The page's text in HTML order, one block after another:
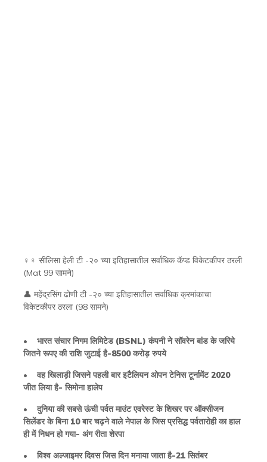
♀‍♀ सीलिसा हेली टी -२० च्या इतिहासातील सर्वाधिक कॅप्ड विकेटकीपर ठरली
(Mat 99 सामने)
👤 महेंद्रसिंग ढोणी टी -२० च्या इतिहासातील सर्वाधिक क्रमांकाचा
विकेटकीपर ठरला (98 सामने)
• भारत संचार निगम लिमिटेड (BSNL) कंपनी ने सॉवरेन बांड के जरिये
जितने रूपए की राशि जुटाई है-8500 करोड़ रुपये
• वह खिलाड़ी जिसने पहली बार इटैलियन ओपन टेनिस टूर्नामेंट 2020
जीत लिया है- सिमोना हालेप
• दुनिया की सबसे ऊंची पर्वत माउंट एवरेस्ट के शिखर पर ऑक्सीजन
सिलेंडर के बिना 10 बार चढ़ने वाले नेपाल के जिस प्रसिद्ध पर्वतारोही का हाल
ही में निधन हो गया- अंग रीता शेरपा
• विश्व अल्जाइमर दिवस जिस दिन मनाया जाता है-21 सितंबर